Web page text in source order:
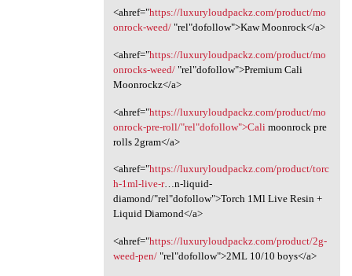
<ahref="https://luxuryloudpackz.com/product/mo
onrock-weed/"rel"dofollow">Kaw Moonrock</a>
<ahref="https://luxuryloudpackz.com/product/mo
onrocks-weed/"rel"dofollow">Premium Cali
Moonrockz</a>
<ahref="https://luxuryloudpackz.com/product/mo
onrock-pre-roll/"rel"dofollow">Cali moonrock pre
rolls 2gram</a>
<ahref="https://luxuryloudpackz.com/product/torc
h-1ml-live-r…n-liquid-
diamond/"rel"dofollow">Torch 1Ml Live Resin +
Liquid Diamond</a>
<ahref="https://luxuryloudpackz.com/product/2g-
weed-pen/‎"rel"dofollow">2ML 10/10 boys</a>